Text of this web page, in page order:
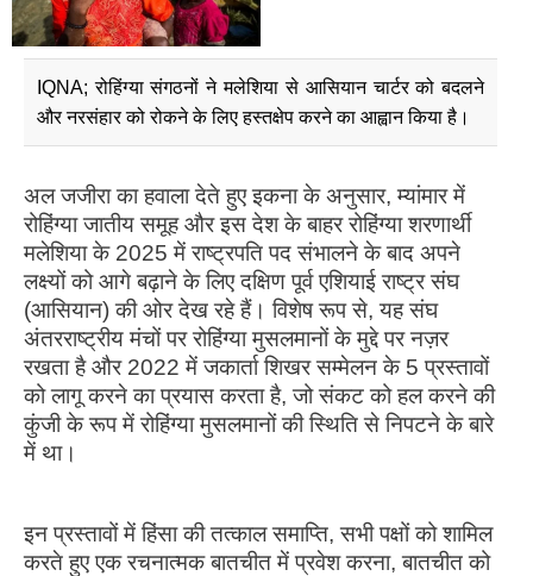
IQNA; रोहिंग्या संगठनों ने मलेशिया से आसियान चार्टर को बदलने
और नरसंहार को रोकने के लिए हस्तक्षेप करने का आह्वान किया है।
अल जजीरा का हवाला देते हुए इकना के अनुसार, म्यांमार में
रोहिंग्या जातीय समूह और इस देश के बाहर रोहिंग्या शरणार्थी
मलेशिया के 2025 में राष्ट्रपति पद संभालने के बाद अपने
लक्ष्यों को आगे बढ़ाने के लिए दक्षिण पूर्व एशियाई राष्ट्र संघ
(आसियान) की ओर देख रहे हैं। विशेष रूप से, यह संघ
अंतरराष्ट्रीय मंचों पर रोहिंग्या मुसलमानों के मुद्दे पर नज़र
रखता है और 2022 में जकार्ता शिखर सम्मेलन के 5 प्रस्तावों
को लागू करने का प्रयास करता है, जो संकट को हल करने की
कुंजी के रूप में रोहिंग्या मुसलमानों की स्थिति से निपटने के बारे
में था।
इन प्रस्तावों में हिंसा की तत्काल समाप्ति, सभी पक्षों को शामिल
करते हुए एक रचनात्मक बातचीत में प्रवेश करना, बातचीत को